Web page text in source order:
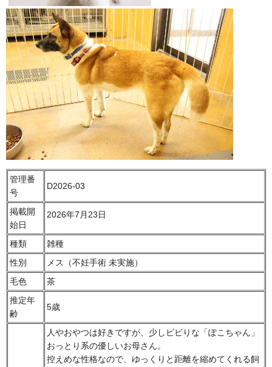
管理番
号
D2026-03
掲載開
始日
2026年7月23日
種類
雑種
性別
メス（不妊手術 未実施）
毛色
茶
推定年
齢
5歳
人やおやつは好きですが、少しビビりな「ぽこちゃん」
おっとり系の優しいお母さん。
控えめな性格なので、ゆっくりと距離を縮めてくれる飼